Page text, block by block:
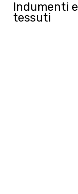
Indumenti e
tessuti